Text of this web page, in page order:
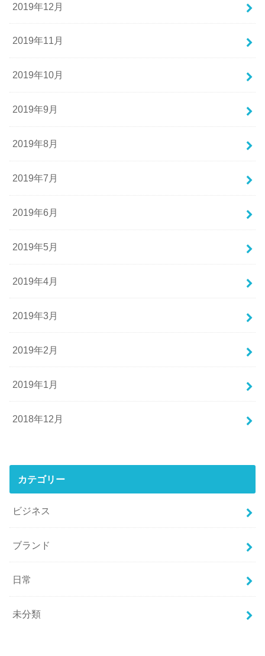
2019年12月
2019年11月
2019年10月
2019年9月
2019年8月
2019年7月
2019年6月
2019年5月
2019年4月
2019年3月
2019年2月
2019年1月
2018年12月
カテゴリー
ビジネス
ブランド
日常
未分類